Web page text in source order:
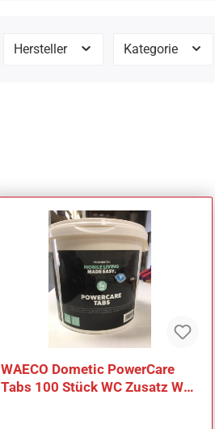
Hersteller Kategorie
WAECO Dometic PowerCare
Tabs 100 Stück WC Zusatz WC